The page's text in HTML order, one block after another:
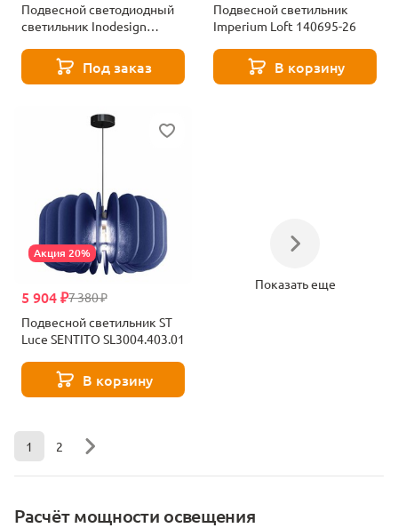
Расчёт мощности освещения
Подвесной светодиодный
светильник Inodesign
Под заказ
Подвесной светильник
Imperium Loft 140695-26
В корзину
Акция 20%
7 380 ₽
5 904 ₽
Подвесной светильник ST
Luce SENTITO SL3004.403.01
В корзину
Показать еще
1 2